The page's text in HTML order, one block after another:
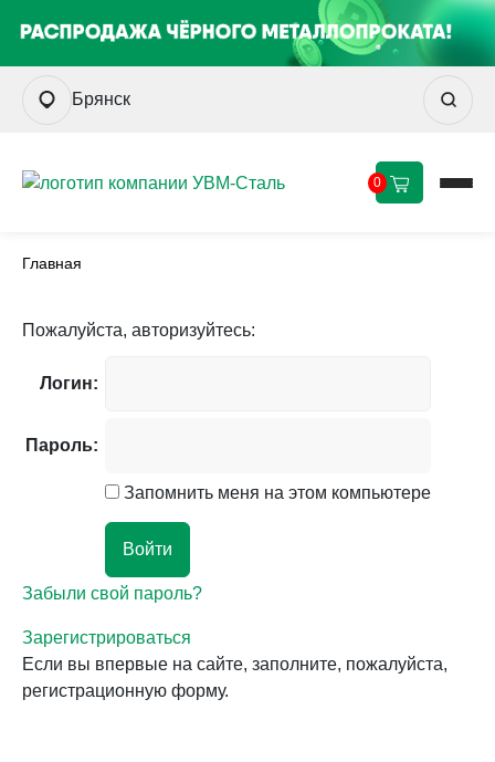
Брянск
0
Главная
Пожалуйста, авторизуйтесь:
Логин:
Пароль:
Запомнить меня на этом компьютере
Забыли свой пароль?
Зарегистрироваться
Если вы впервые на сайте, заполните, пожалуйста,
регистрационную форму.